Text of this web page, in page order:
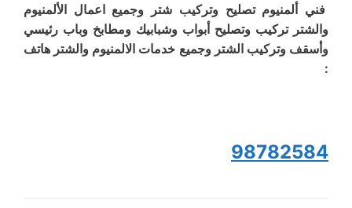
فني ألمنيوم تصليح وتركيب شتر وجميع اعمال الألمنيوم
والشتر تركيب وتصليح أبواب وشبابيك ومطابخ وباب رئيسي
وأسقف وتركيب الشتر وجميع خدمات الالمنيوم والشتر هاتف
:
98782584